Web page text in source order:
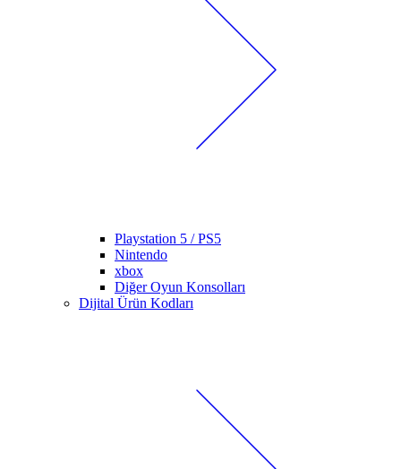
Playstation 5 / PS5
Nintendo
xbox
Diğer Oyun Konsolları
Dijital Ürün Kodları